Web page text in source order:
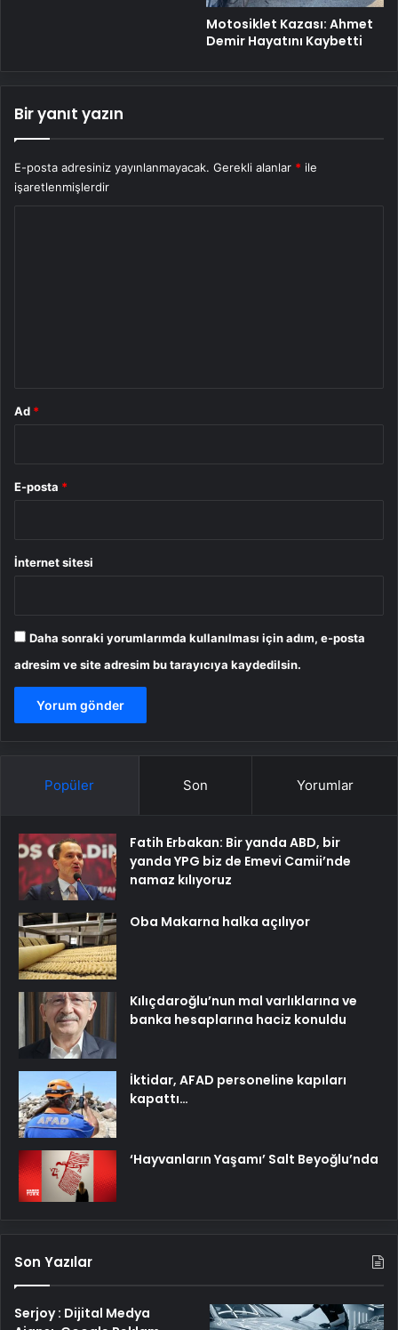
Motosiklet Kazası: Ahmet
Demir Hayatını Kaybetti
Bir yanıt yazın
E-posta adresiniz yayınlanmayacak. Gerekli alanlar * ile
işaretlenmişlerdir
Ad *
E-posta *
İnternet sitesi
Daha sonraki yorumlarımda kullanılması için adım, e-posta
adresim ve site adresim bu tarayıcıya kaydedilsin.
Popüler Son Yorumlar
Fatih Erbakan: Bir yanda ABD, bir
yanda YPG biz de Emevi Camii’nde
namaz kılıyoruz
Oba Makarna halka açılıyor
Kılıçdaroğlu’nun mal varlıklarına ve
banka hesaplarına haciz konuldu
İktidar, AFAD personeline kapıları
kapattı…
‘Hayvanların Yaşamı’ Salt Beyoğlu’nda
Son Yazılar
Serjoy : Dijital Medya